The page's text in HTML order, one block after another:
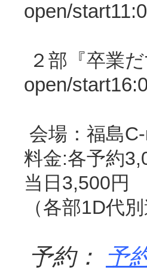
open/
２部『卒業だ
open/
会場：福島
料金:各予約
当日3,500円
（各部1D代別
予約：
予